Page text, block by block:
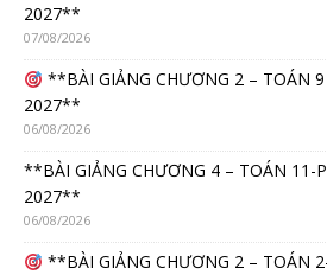
2027**
07/08/2026
**BÀI GIẢNG CHƯƠNG 2 – TOÁN
2027**
06/08/2026
**BÀI GIẢNG CHƯƠNG 4 – TOÁN 11-
2027**
06/08/2026
**BÀI GIẢNG CHƯƠNG 2 – TOÁN